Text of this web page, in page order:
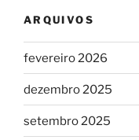
ARQUIVOS
fevereiro 2026
dezembro 2025
setembro 2025